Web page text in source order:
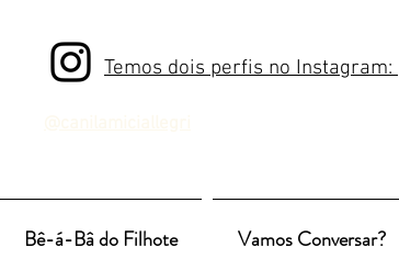
Temos dois perfis no Instagram:
Bê-á-Bâ do Filhote Vamos Conversar?